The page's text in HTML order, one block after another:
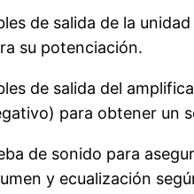
de salida de la
su potenciación.
de salida del
para obtener un
de sonido para
y ecualización